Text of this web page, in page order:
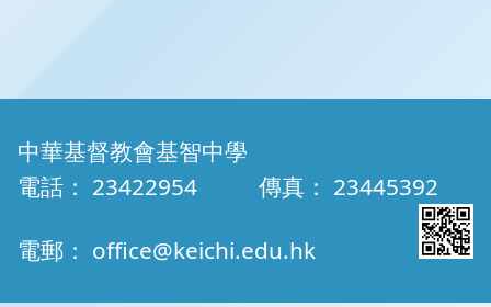
中華基督教會基智中學
電話： 23422954 傳真： 23445392
電郵： office@keichi.edu.hk